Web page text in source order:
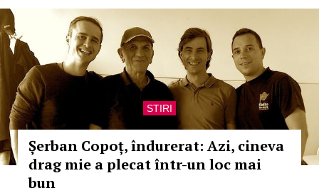
STIRI
Șerban Copoț, îndurerat: Azi, cineva
drag mie a plecat într-un loc mai
bun